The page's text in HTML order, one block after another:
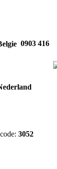
0903 416
3052